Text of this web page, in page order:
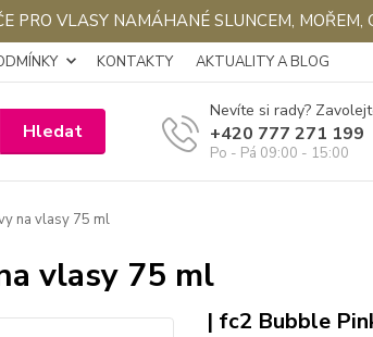
VLASY NAMÁHANÉ SLUNCEM, MOŘEM,
KONTAKTY AKTUALITY A BLOG
Hledat
Nevíte si rady?
+420 777 271 199
Po - Pá 09:00 - 15:00
na vlasy 75 ml
vlasy 75 ml
| fc2 Bubble